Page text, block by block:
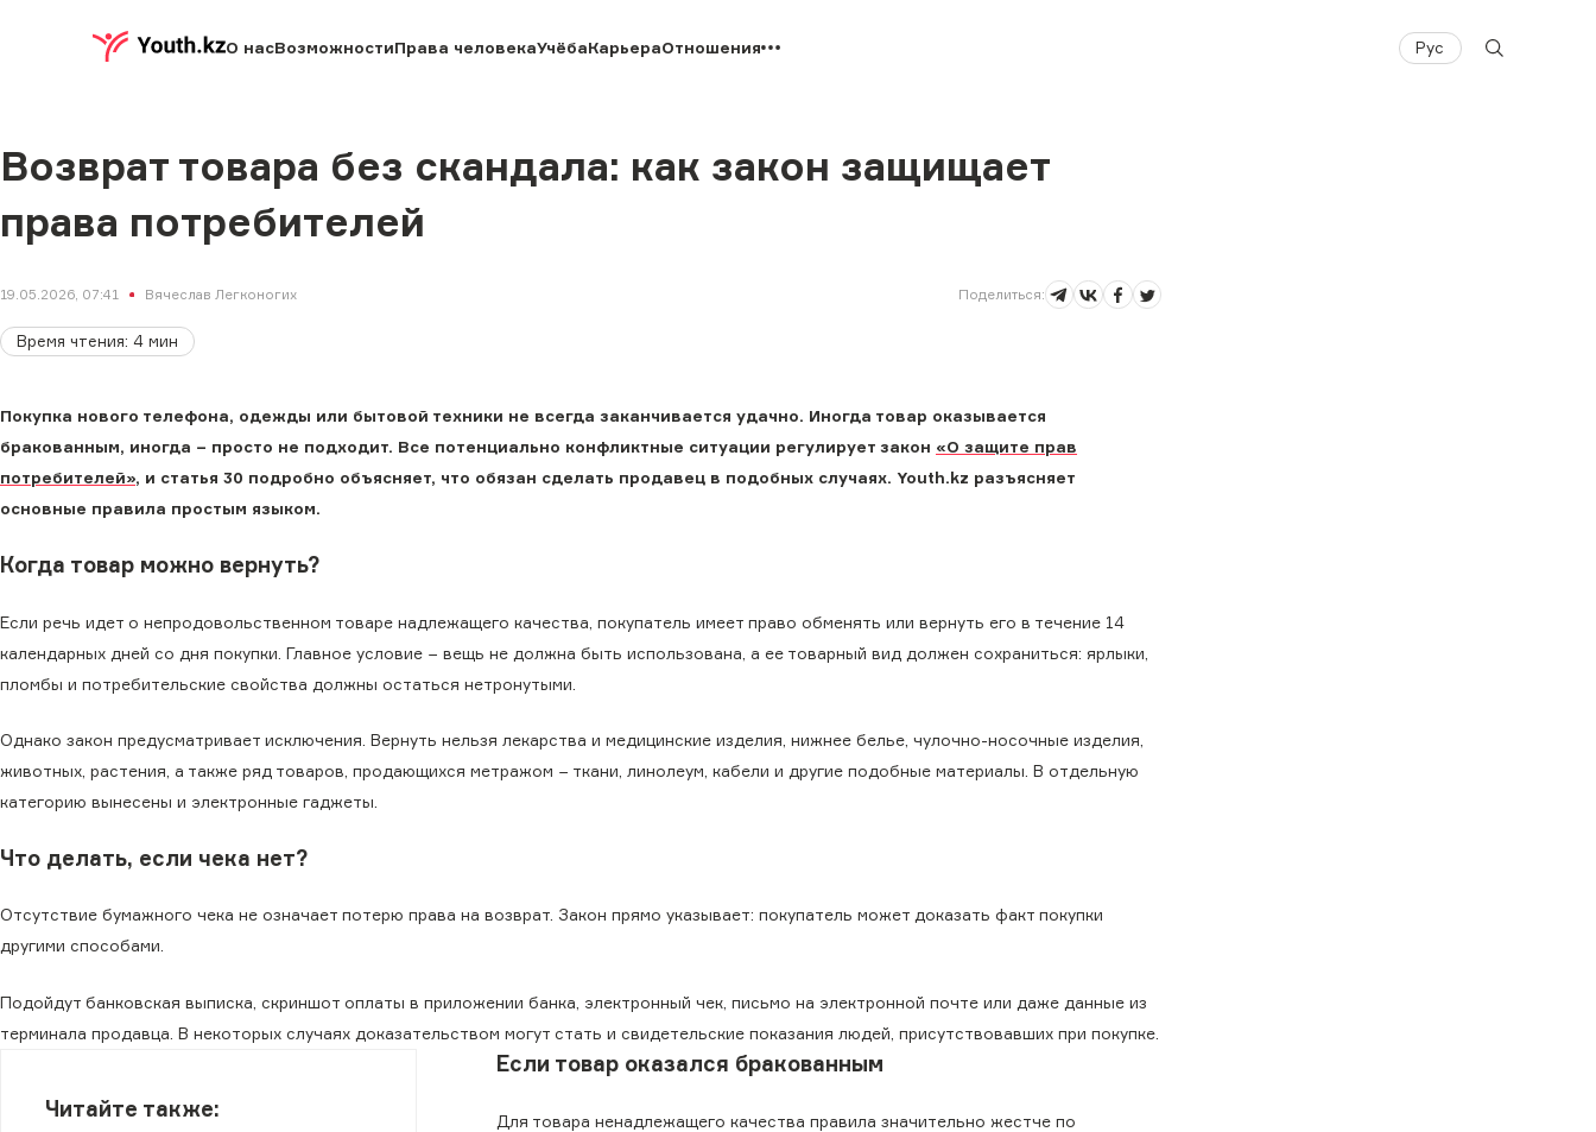
О насВозможностиПрава человекаУчёбаКарьераОтношения Рус
Возврат товара без скандала: как закон защищает
права потребителей
19.05.2026, 07:41 Вячеслав Легконогих Поделиться:
Время чтения: 4 мин
Покупка нового телефона, одежды или бытовой техники не всегда заканчивается удачно. Иногда товар оказывается
бракованным, иногда − просто не подходит. Все потенциально конфликтные ситуации регулирует закон «О защите прав
потребителей», и статья 30 подробно объясняет, что обязан сделать продавец в подобных случаях. Youth.kz разъясняет
основные правила простым языком.
Когда товар можно вернуть?
Если речь идет о непродовольственном товаре надлежащего качества, покупатель имеет право обменять или вернуть его в течение 14
календарных дней со дня покупки. Главное условие − вещь не должна быть использована, а ее товарный вид должен сохраниться: ярлыки,
пломбы и потребительские свойства должны остаться нетронутыми.
Однако закон предусматривает исключения. Вернуть нельзя лекарства и медицинские изделия, нижнее белье, чулочно-носочные изделия,
животных, растения, а также ряд товаров, продающихся метражом − ткани, линолеум, кабели и другие подобные материалы. В отдельную
категорию вынесены и электронные гаджеты.
Что делать, если чека нет?
Отсутствие бумажного чека не означает потерю права на возврат. Закон прямо указывает: покупатель может доказать факт покупки
другими способами.
Подойдут банковская выписка, скриншот оплаты в приложении банка, электронный чек, письмо на электронной почте или даже данные из
терминала продавца. В некоторых случаях доказательством могут стать и свидетельские показания людей, присутствовавших при покупке.
Читайте также:
Если товар оказался бракованным
Для товара ненадлежащего качества правила значительно жестче по